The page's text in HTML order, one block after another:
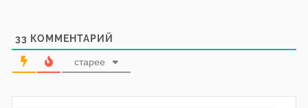
33 КОММЕНТАРИЙ
старее